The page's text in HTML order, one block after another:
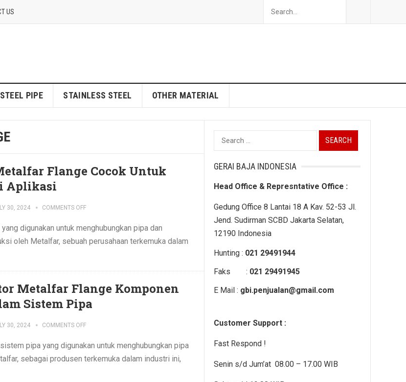
US
STEEL PIPE STAINLESS STEEL OTHER MATERIAL
Flange Cocok Untuk
Aplikasi
30, 2024 COMMENTS OFF
digunakan untuk menghubungkan pipa dan
oleh Metalfar, sebuah perusahaan terkemuka dalam
Metalfar Flange Komponen
Sistem Pipa
30, 2024 COMMENTS OFF
pipa yang digunakan untuk menghubungkan pipa
sebagai produsen terkemuka dalam industri ini,
Search
for:
GERAI BAJA INDONESIA
Head Office & Represntative Office :
Gedung Office 8 Lantai 18 A Kav. 52-53 Jl.
Jend. Sudirman SCBD Jakarta Selatan,
12190 Indonesia
Hunting : 021 29491944
Faks : 021 29491945
E Mail : gbi.penjualan@gmail.com
Customer Support :
Fast Respond !
Senin s/d Jum’at 08.00 – 17.00 WIB